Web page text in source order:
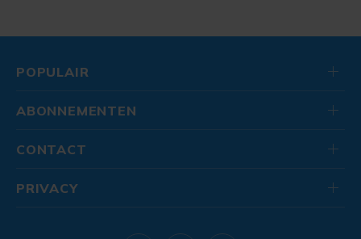
POPULAIR
ABONNEMENTEN
CONTACT
PRIVACY